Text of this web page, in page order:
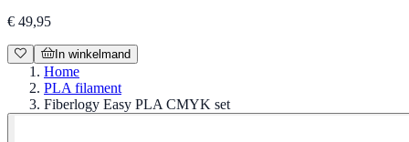
€ 49,95
In winkelmand
Home
PLA filament
Fiberlogy Easy PLA CMYK set